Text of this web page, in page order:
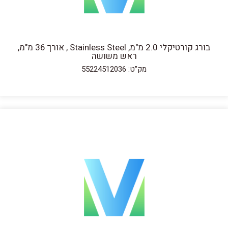
בורג קורטיקלי 2.0 מ"מ, Stainless Steel , אורך 36 מ"מ,
ראש משושה
מק"ט: 55224512036